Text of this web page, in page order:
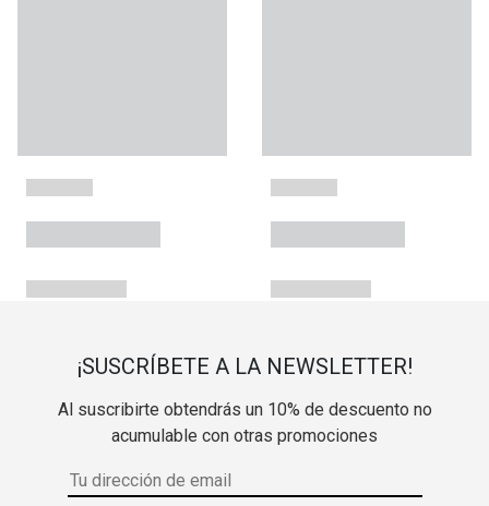
¡SUSCRÍBETE A LA NEWSLETTER!
Al suscribirte obtendrás un 10% de descuento no
acumulable con otras promociones